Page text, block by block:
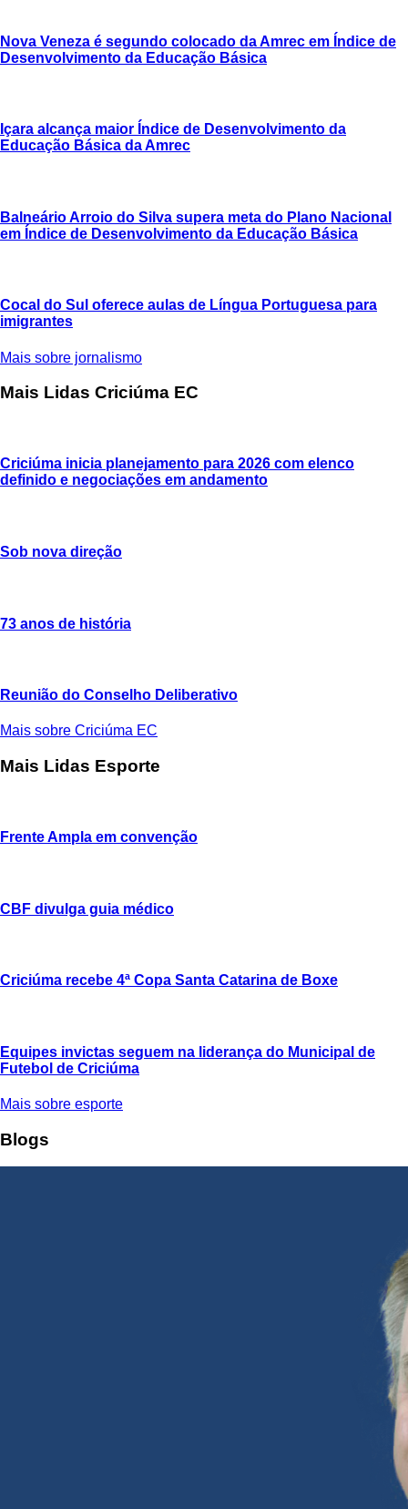
Nova Veneza é segundo colocado da Amrec em Índice de
Desenvolvimento da Educação Básica
Içara alcança maior Índice de Desenvolvimento da
Educação Básica da Amrec
Balneário Arroio do Silva supera meta do Plano Nacional
em Índice de Desenvolvimento da Educação Básica
Cocal do Sul oferece aulas de Língua Portuguesa para
imigrantes
Mais sobre jornalismo
Mais Lidas Criciúma EC
Criciúma inicia planejamento para 2026 com elenco
definido e negociações em andamento
Sob nova direção
73 anos de história
Reunião do Conselho Deliberativo
Mais sobre Criciúma EC
Mais Lidas Esporte
Frente Ampla em convenção
CBF divulga guia médico
Criciúma recebe 4ª Copa Santa Catarina de Boxe
Equipes invictas seguem na liderança do Municipal de
Futebol de Criciúma
Mais sobre esporte
Blogs